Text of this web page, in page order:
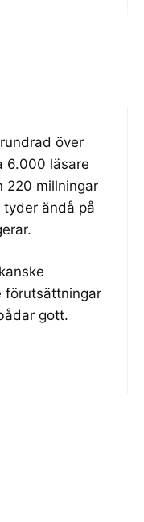
över
6.000 läsare
220 millningar
ändå på
förutsättningar
gott.